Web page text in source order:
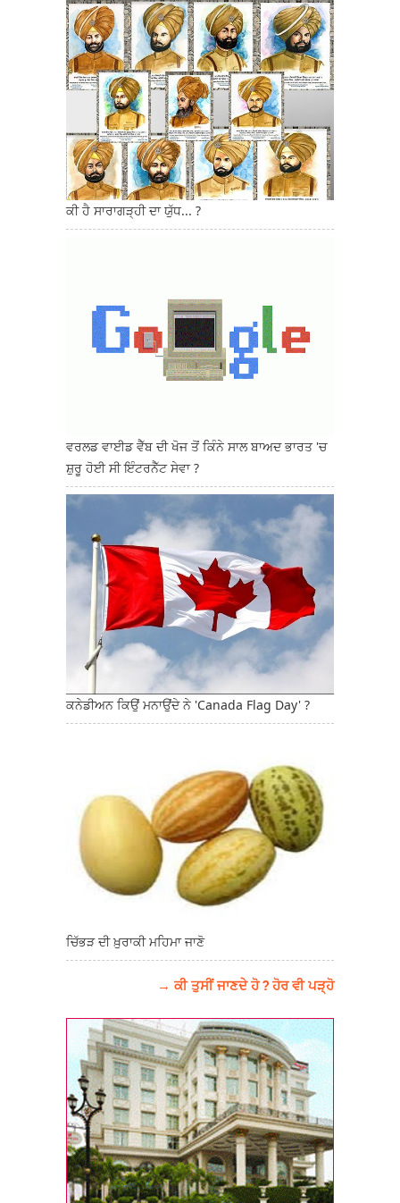
ਕੀ ਹੈ ਸਾਰਾਗੜ੍ਹੀ ਦਾ ਯੁੱਧ... ?
ਵਰਲਡ ਵਾਈਡ ਵੈੱਬ ਦੀ ਖੋਜ ਤੋਂ ਕਿੰਨੇ ਸਾਲ ਬਾਅਦ ਭਾਰਤ 'ਚ
ਸ਼ੁਰੂ ਹੋਈ ਸੀ ਇੰਟਰਨੈੱਟ ਸੇਵਾ ?
ਕਨੇਡੀਅਨ ਕਿਉਂ ਮਨਾਉਂਦੇ ਨੇ 'Canada Flag Day' ?
ਚਿੱਭੜ ਦੀ ਖ਼ੁਰਾਕੀ ਮਹਿਮਾ ਜਾਣੋ
→ ਕੀ ਤੁਸੀਂ ਜਾਣਦੇ ਹੋ ? ਹੋਰ ਵੀ ਪੜ੍ਹੋ